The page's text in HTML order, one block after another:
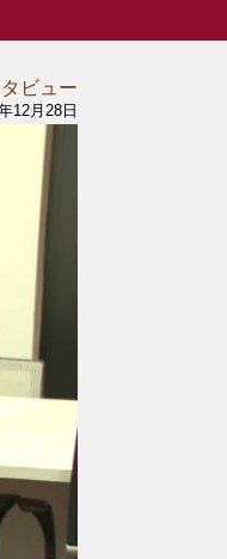
ビュー
12月28日